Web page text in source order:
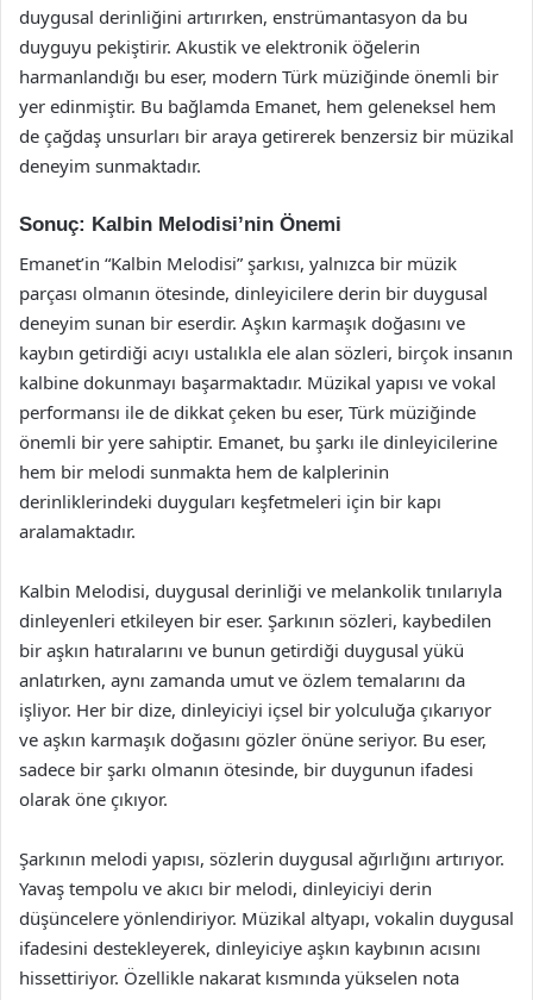
duygusal derinliğini artırırken, enstrümantasyon da bu
duyguyu pekiştirir. Akustik ve elektronik öğelerin
harmanlandığı bu eser, modern Türk müziğinde önemli bir
yer edinmiştir. Bu bağlamda Emanet, hem geleneksel hem
de çağdaş unsurları bir araya getirerek benzersiz bir müzikal
deneyim sunmaktadır.
Sonuç: Kalbin Melodisi’nin Önemi
Emanet’in “Kalbin Melodisi” şarkısı, yalnızca bir müzik
parçası olmanın ötesinde, dinleyicilere derin bir duygusal
deneyim sunan bir eserdir. Aşkın karmaşık doğasını ve
kaybın getirdiği acıyı ustalıkla ele alan sözleri, birçok insanın
kalbine dokunmayı başarmaktadır. Müzikal yapısı ve vokal
performansı ile de dikkat çeken bu eser, Türk müziğinde
önemli bir yere sahiptir. Emanet, bu şarkı ile dinleyicilerine
hem bir melodi sunmakta hem de kalplerinin
derinliklerindeki duyguları keşfetmeleri için bir kapı
aralamaktadır.
Kalbin Melodisi, duygusal derinliği ve melankolik tınılarıyla
dinleyenleri etkileyen bir eser. Şarkının sözleri, kaybedilen
bir aşkın hatıralarını ve bunun getirdiği duygusal yükü
anlatırken, aynı zamanda umut ve özlem temalarını da
işliyor. Her bir dize, dinleyiciyi içsel bir yolculuğa çıkarıyor
ve aşkın karmaşık doğasını gözler önüne seriyor. Bu eser,
sadece bir şarkı olmanın ötesinde, bir duygunun ifadesi
olarak öne çıkıyor.
Şarkının melodi yapısı, sözlerin duygusal ağırlığını artırıyor.
Yavaş tempolu ve akıcı bir melodi, dinleyiciyi derin
düşüncelere yönlendiriyor. Müzikal altyapı, vokalin duygusal
ifadesini destekleyerek, dinleyiciye aşkın kaybının acısını
hissettiriyor. Özellikle nakarat kısmında yükselen nota